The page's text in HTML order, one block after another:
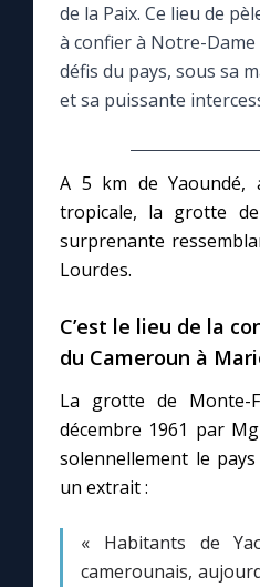
La vidéo de la semaine
Le compte Tiktok
Le site internet
Prier au quotidien
Avec Thérèse de Lisieux
L'Évangile chaque jour
Les premiers samedis du
de la Paix. Ce lieu de
à confier à Notre-
défis du pays, sous sa
et sa puissante
A 5 km de
tropicale, la grotte
surprenante
Lourdes.
C’est le lieu de la
du Cameroun à
La grotte de
décembre 1961 par
solennellement le
un extrait :
« Habitants de
camerounais,